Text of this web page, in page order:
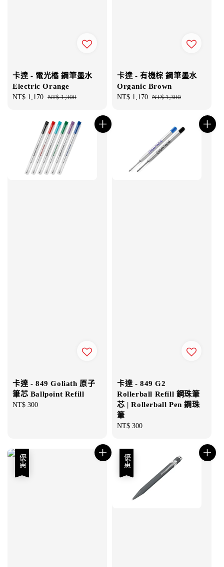
卡達 - 電光橘 鋼筆墨水
Electric Orange
Sale
NT$ 1,170 Regular
NT$ 1,300
卡達 - 有機棕 鋼筆墨水
Organic Brown
Sale
NT$ 1,170 Regular
NT$ 1,300
卡達 - 849 Goliath 原子
筆芯 Ballpoint Refill
Regular
NT$ 300
卡達 - 849 G2
Rollerball Refill 鋼珠筆
芯 | Rollerball Pen 鋼珠
筆
Regular
NT$ 300
優惠 優惠